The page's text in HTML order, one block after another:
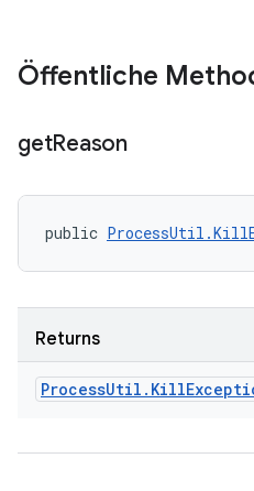
Öffentliche
getReason
public
Returns
ProcessUtil . Kill